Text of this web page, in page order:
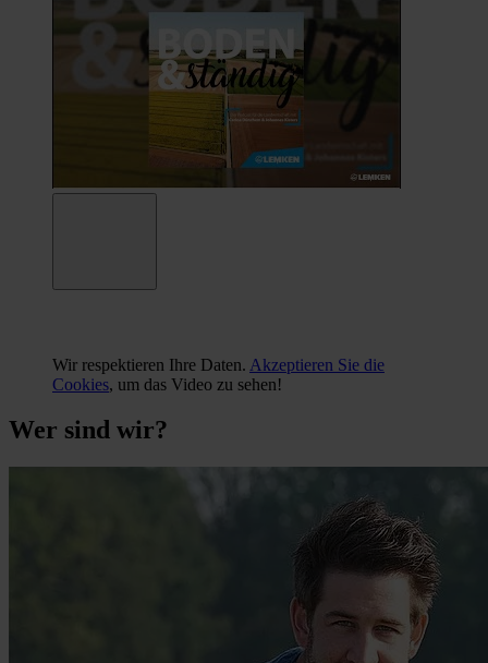
Wir respektieren Ihre Daten. Akzeptieren Sie die
Cookies, um das Video zu sehen!
Wer sind wir?